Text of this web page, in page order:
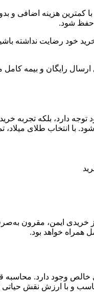
هزینه اضافی و
حفظ شود.
رضایت نداشته
ارسال رایگان و بیمه
دارد، بلکه تجربه
با انتخاب طلای
از خریدی ایمن، مقرون
همراه خواهد بود.
۱۸ عیار، حدود ۲۳.۳۳ گرم
و با ارزش نقش حیاتی